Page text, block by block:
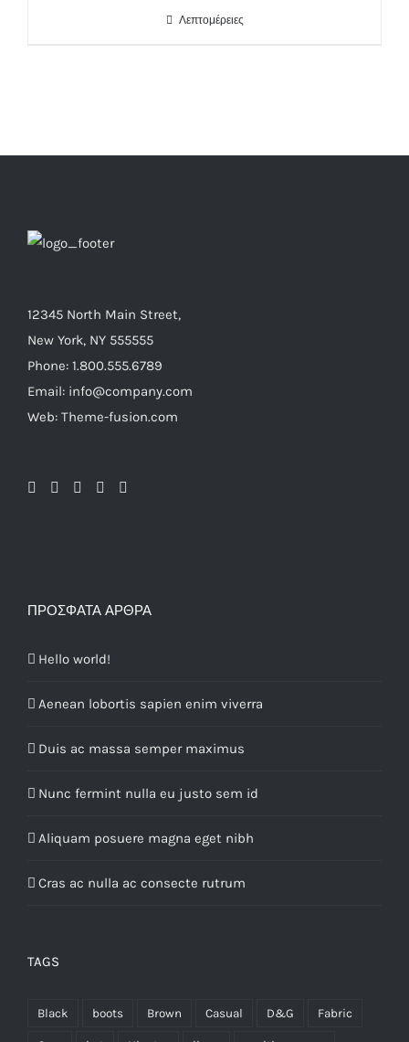
Λεπτομέρειες
12345 North Main Street,
New York, NY 555555
Phone: 1.800.555.6789
Email: info@company.com
Web: Theme-fusion.com
ΠΡΌΣΦΑΤΑ ΆΡΘΡΑ
Hello world!
Aenean lobortis sapien enim viverra
Duis ac massa semper maximus
Nunc fermint nulla eu justo sem id
Aliquam posuere magna eget nibh
Cras ac nulla ac consecte rutrum
TAGS
Black boots Brown Casual D&G Fabric